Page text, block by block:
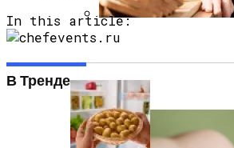
Даже «безопасные»
Никогда Не Давать
In this article:
В Тренде